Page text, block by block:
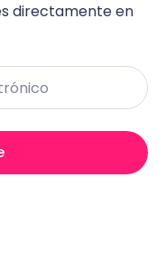
directamente en